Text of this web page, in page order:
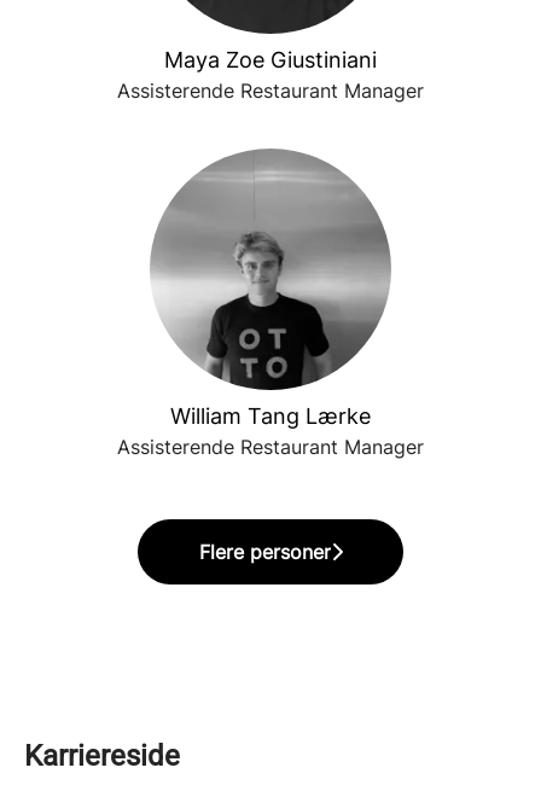
Maya Zoe Giustiniani
Assisterende Restaurant Manager
William Tang Lærke
Assisterende Restaurant Manager
Flere personer
Karriereside